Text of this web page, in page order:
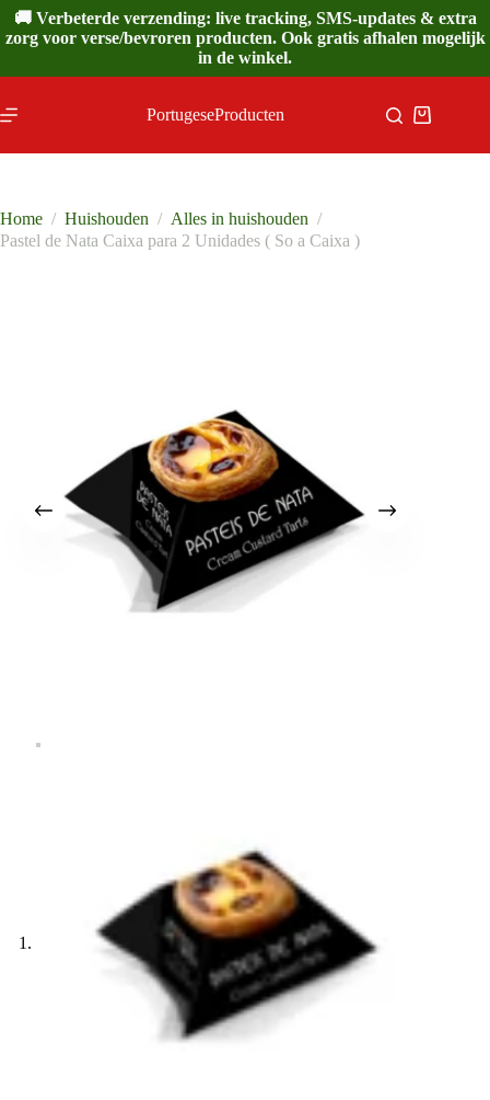
Ga
naar
de
🚚 Verbeterde verzending: live tracking, SMS-updates & extra
zorg voor verse/bevroren producten. Ook gratis afhalen mogelijk
in de winkel.
PortugeseProducten
Home / Huishouden / Alles in huishouden /
Pastel de Nata Caixa para 2 Unidades ( So a Caixa )